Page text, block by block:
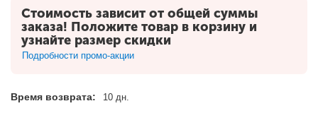
Стоимость зависит от общей суммы
заказа! Положите товар в корзину и
узнайте размер скидки
Подробности промо-акции
Время возврата: 10 дн.